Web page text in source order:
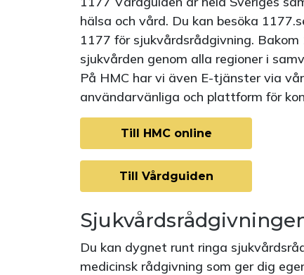
hälsa och vård. Du kan besöka
1177 för sjukvårdsrådgivning.
sjukvården genom alla regioner i
På HMC har vi även E-tjänster via
användarvänliga och plattform för
Till HMC online
Till Vårdguiden
Du kan dygnet runt ringa
medicinsk rådgivning som ger dig